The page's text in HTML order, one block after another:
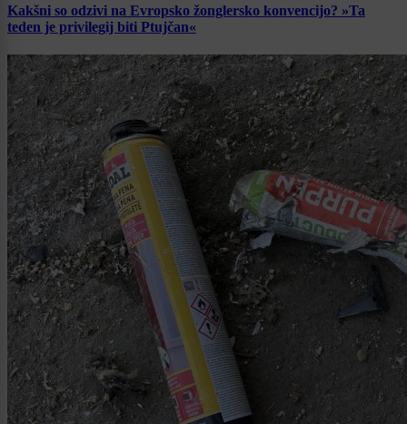
Kakšni so odzivi na Evropsko žonglersko konvencijo? »Ta
teden je privilegij biti Ptujčan«